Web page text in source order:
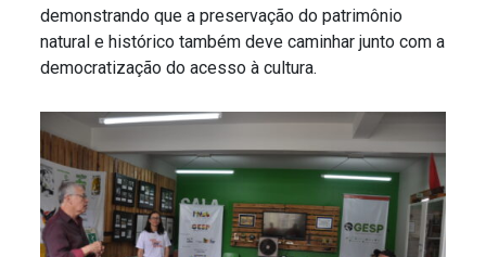
demonstrando que a preservação do patrimônio
natural e histórico também deve caminhar junto com a
democratização do acesso à cultura.